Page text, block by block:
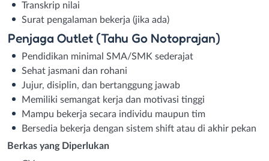
Transkrip nilai
Surat pengalaman bekerja (jika ada)
Penjaga Outlet (Tahu Go Notoprajan)
Pendidikan minimal SMA/SMK sederajat
Sehat jasmani dan rohani
Jujur, disiplin, dan bertanggung jawab
Memiliki semangat kerja dan motivasi tinggi
Mampu bekerja secara individu maupun tim
Bersedia bekerja dengan sistem shift atau di akhir pekan
Berkas yang Diperlukan